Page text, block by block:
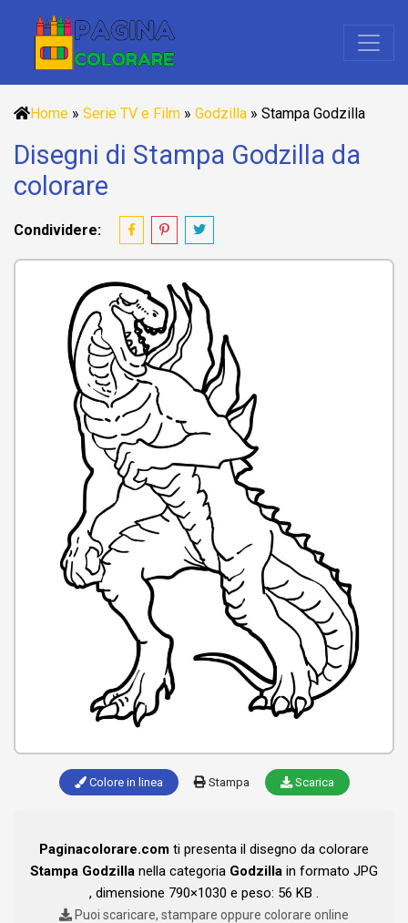
Home » Serie TV e Film » Godzilla » Stampa Godzilla
Disegni di Stampa Godzilla da
colorare
Condividere:
Colore in linea Stampa Scarica
Paginacolorare.com ti presenta il disegno da colorare
Stampa Godzilla nella categoria Godzilla in formato JPG
, dimensione 790×1030 e peso: 56 KB .
Puoi scaricare, stampare oppure colorare online